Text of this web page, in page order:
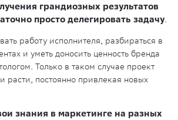
грандиозных результатов
просто делегировать задачу.
работу исполнителя, разбираться в
и уметь доносить ценность бренда
Только в таком случае проект
расти, постоянно привлекая новых
знания в маркетинге на разных